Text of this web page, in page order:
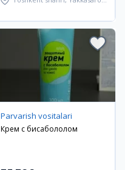
Parvarish vositalari
Крем с бисабололом